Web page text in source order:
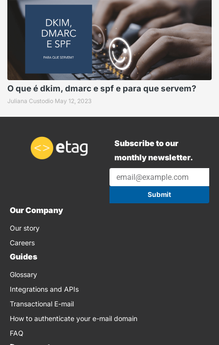
O que é dkim, dmarc e spf e para que servem?
Juliana Custodio May 12, 2023
Subscribe to our
monthly newsletter.
Submit
Our Company
Our story
Careers
Guides
Glossary
Integrations and APIs
Transactional E-mail
How to authenticate your e-mail domain
FAQ